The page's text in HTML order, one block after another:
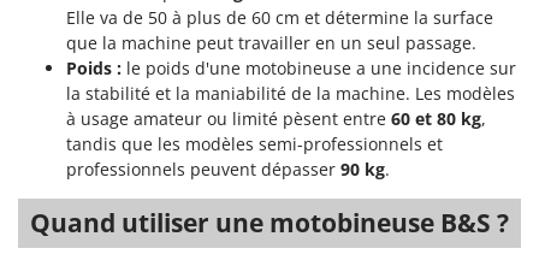
Spiralmac
Spring Protezione
Spyro
Stanley
Stiga
Stocker
Sunseeker
Elle va de 50 à plus de 60 cm et détermine la surface
que la machine peut travailler en un seul passage.
Poids : le poids d'une motobineuse a une incidence sur
la stabilité et la maniabilité de la machine. Les modèles
à usage amateur ou limité pèsent entre 60 et 80 kg,
tandis que les modèles semi-professionnels et
professionnels peuvent dépasser 90 kg.
Quand utiliser une motobineuse B&S ?